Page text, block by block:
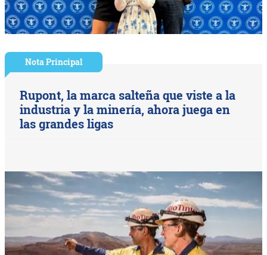
Nota Principal
Rupont, la marca salteña que viste a la
industria y la minería, ahora juega en
las grandes ligas